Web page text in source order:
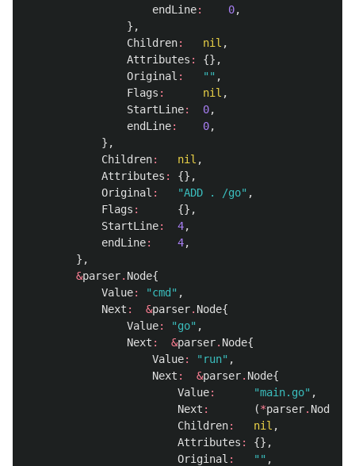
endLine: 0,
},
Children: nil ,
Attributes :
{},
Original : "" ,
Flags : nil ,
StartLine: 0,
endLine: 0,
},
Children: nil ,
Attributes :
{},
Original : "ADD . /go" ,
Flags :
{},
StartLine: 4,
endLine: 4,
},
&parser. Node{
Value: "cmd" ,
Next : &parser. Node{
Value: "go" ,
Next : &parser. Node{
Value: "run" ,
Next : &parser. Node{
Value: "main.go" ,
Next : (*parser. Node
Children: nil ,
Attributes :
{},
Original : "" ,